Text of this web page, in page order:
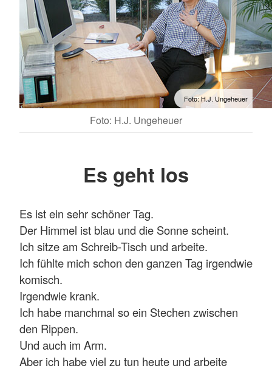
Foto: H.J. Ungeheuer
Foto: H.J. Ungeheuer
Es geht los
Es ist ein sehr schöner Tag.
Der Himmel ist blau und die Sonne scheint.
Ich sitze am Schreib-Tisch und arbeite.
Ich fühlte mich schon den ganzen Tag irgendwie
komisch.
Irgendwie krank.
Ich habe manchmal so ein Stechen zwischen
den Rippen.
Und auch im Arm.
Aber ich habe viel zu tun heute und arbeite